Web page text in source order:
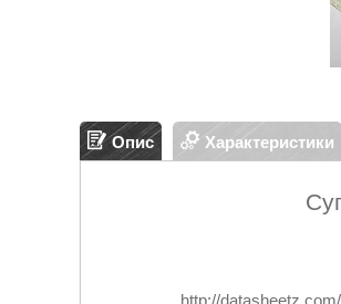
Опис Характеристики
http://